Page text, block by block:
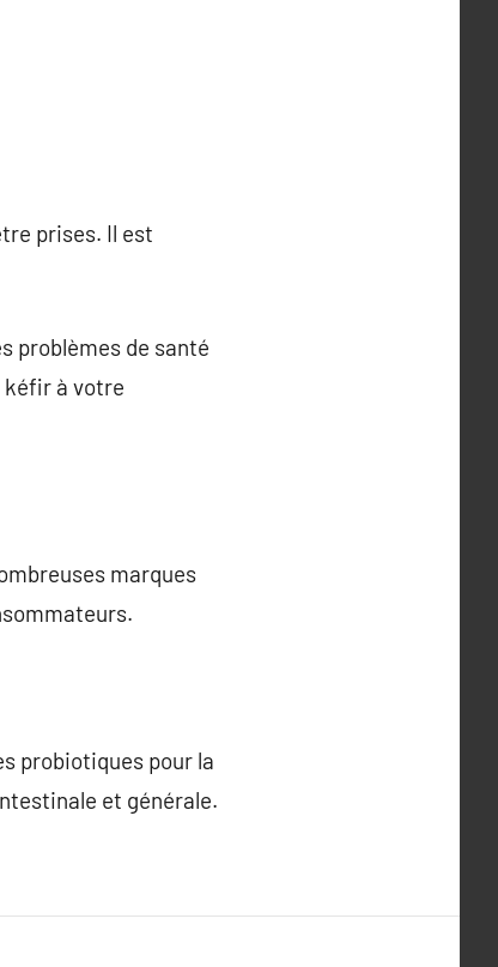
prises. Il est
problèmes de santé
kéfir à votre
marques
probiotiques pour la
et générale.